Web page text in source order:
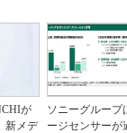
が
新メデ
ソニーグループ
ージセンサーが